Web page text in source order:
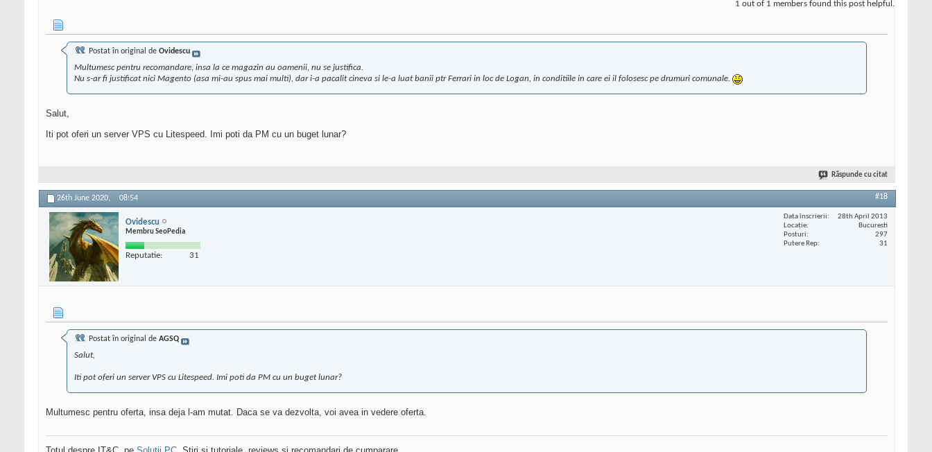
1 out of 1 members found this post helpful.
Postat în original de Ovidescu
Multumesc pentru recomandare, insa la ce magazin au oamenii, nu se justifica.
Nu s-ar fi justificat nici Magento (asa mi-au spus mai multi), dar i-a pacalit cineva si le-a luat banii ptr Ferrari in loc de Logan, in conditiile in care ei il folosesc pe drumuri comunale.
Salut,
Iti pot oferi un server VPS cu Litespeed. Imi poti da PM cu un buget lunar?
Răspunde cu citat
26th June 2020, 08:54 #18
Ovidescu
Membru SeoPedia
Reputatie: 31
Data înscrierii
28th April 2013
Locaţie
Bucuresti
Posturi
297
Putere Rep
31
Postat în original de AGSQ
Salut,
Iti pot oferi un server VPS cu Litespeed. Imi poti da PM cu un buget lunar?
Multumesc pentru oferta, insa deja l-am mutat. Daca se va dezvolta, voi avea in vedere oferta.